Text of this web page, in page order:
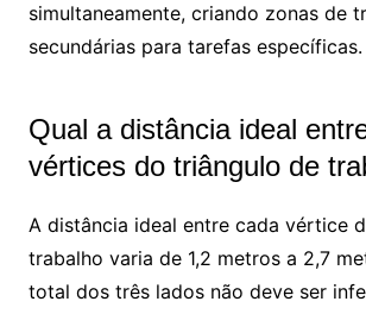
simultaneamente, criando zonas de
secundárias para tarefas específicas.
Qual a distância ideal
vértices do triângulo de
A distância ideal entre cada vértice
trabalho varia de 1,2 metros a 2,7
total dos três lados não deve ser